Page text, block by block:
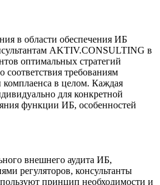
в области обеспечения ИБ
AKTIV.CONSULTING в
оптимальных стратегий
соответствия требованиям
комплаенса в целом. Каждая
для конкретной
функции ИБ, особенностей
внешнего аудита ИБ,
регуляторов, консультанты
принцип необходимости и